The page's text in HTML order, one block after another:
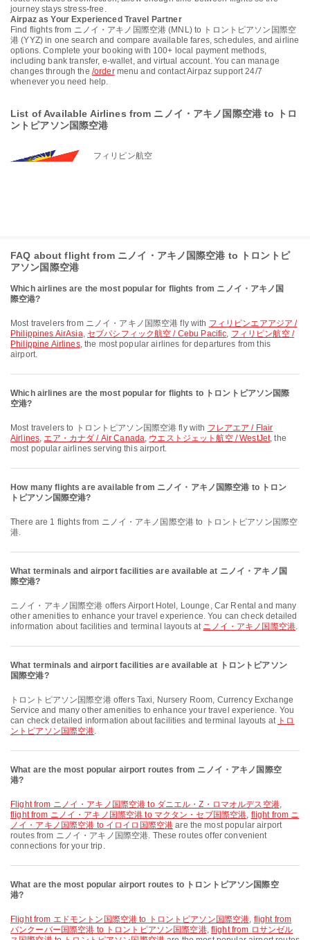
journey stays stress-free.
Airpaz as Your Experienced Travel Partner
Find flights from ニノイ・アキノ国際空港 (MNL) to トロントピアソン国際空
港 (YYZ) in one search and compare available fares, schedules, and airline
options. Complete your booking with 100+ local payment methods,
including bank transfer, e-wallet, and virtual account. You can manage
changes through the /ordermenu and contact Airpaz support 24/7
whenever you need help.
List of Available Airlines from ニノイ・アキノ国際空港 to トロ
ントピアソン国際空港
フィリピン航空
FAQ about flight from ニノイ・アキノ国際空港 to トロントピ
アソン国際空港
Which airlines are the most popular for flights from ニノイ・アキノ国
際空港?
Most travelers from ニノイ・アキノ国際空港 fly with フィリピンエアアジア /
Philippines AirAsia, セブパシフィック航空 / Cebu Pacific, フィリピン航空 /
Philippine Airlines, the most popular airlines for departures from this
airport.
Which airlines are the most popular for flights to トロントピアソン国際
空港?
Most travelers to トロントピアソン国際空港 fly with フレアエア / Flair
Airlines, エア・カナダ / Air Canada, ウエストジェット航空 / WestJet, the
most popular airlines serving this airport.
How many flights are available from ニノイ・アキノ国際空港 to トロン
トピアソン国際空港?
There are 1 flights from ニノイ・アキノ国際空港 to トロントピアソン国際空
港.
What terminals and airport facilities are available at ニノイ・アキノ国
際空港?
ニノイ・アキノ国際空港 offers Airport Hotel, Lounge, Car Rental and many
other amenities to enhance your travel experience. You can check detailed
information about facilities and terminal layouts at ニノイ・アキノ国際空港.
What terminals and airport facilities are available at トロントピアソン
国際空港?
トロントピアソン国際空港 offers Taxi, Nursery Room, Currency Exchange
Service and many other amenities to enhance your travel experience. You
can check detailed information about facilities and terminal layouts at トロ
ントピアソン国際空港.
What are the most popular airport routes from ニノイ・アキノ国際空
港?
flight from ニノイ・アキノ国際空港 to ダニエル・Z・ロマオルデス空港,
flight from ニノイ・アキノ国際空港 to マクタン・セブ国際空港, flight from ニ
ノイ・アキノ国際空港 to イロイロ国際空港 are the most popular airport
routes from ニノイ・アキノ国際空港. These routes offer convenient
connections for your trip.
What are the most popular airport routes to トロントピアソン国際空
港?
flight from エドモントン国際空港 to トロントピアソン国際空港, flight from
バンクーバー国際空港 to トロントピアソン国際空港, flight from ロサンゼル